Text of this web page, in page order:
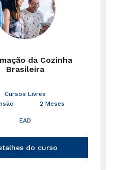
da Cozinha
Brasileira
Cursos Livres
2 Meses
EAD
do curso